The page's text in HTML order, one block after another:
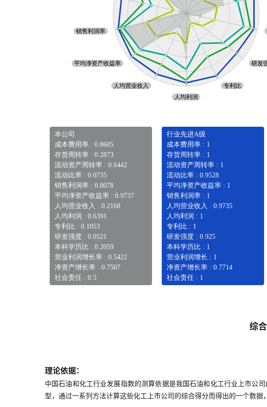
本公司
成本费用率 : 0.8605
存货周转率 : 0.2873
流动资产周转率 : 0.6442
流动比率 : 0.0735
销售利润率 : 0.8078
平均净资产收益率 : 0.9737
人均营业收入 : 0.2168
人均利润 : 0.6391
专利比 : 0.1053
研发强度 : 0.0521
本科学历比 : 0.2059
营业利润增长率 : 0.5422
净资产增长率 : 0.7507
社会责任 : 0.5
行业先进A级
成本费用率 : 1
存货周转率 : 1
流动资产周转率 : 1
流动比率 : 0.9528
平均净资产收益率 : 1
销售利润率 : 1
人均营业收入 : 0.9735
人均利润 : 1
专利比 : 1
研发强度 : 0.925
本科学历比 : 1
营业利润增长 : 1
净资产增长率 : 0.7714
社会责任 : 1
综
理论依据：
中国石油和化工行业发展指数的测算依据是我国石油和化工行业上市公
型，通过一系列方法计算这些化工上市公司的综合得分而得出的一个数